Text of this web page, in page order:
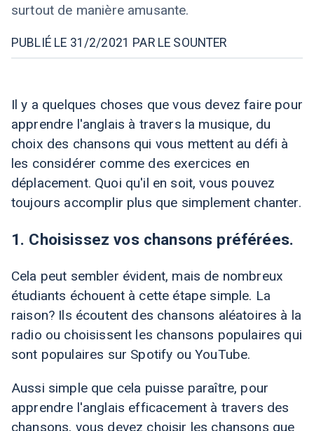
surtout de manière amusante.
PUBLIÉ LE 31/2/2021 PAR LE SOUNTER
Il y a quelques choses que vous devez faire pour
apprendre l'anglais à travers la musique, du
choix des chansons qui vous mettent au défi à
les considérer comme des exercices en
déplacement. Quoi qu'il en soit, vous pouvez
toujours accomplir plus que simplement chanter.
1. Choisissez vos chansons préférées.
Cela peut sembler évident, mais de nombreux
étudiants échouent à cette étape simple. La
raison? Ils écoutent des chansons aléatoires à la
radio ou choisissent les chansons populaires qui
sont populaires sur Spotify ou YouTube.
Aussi simple que cela puisse paraître, pour
apprendre l'anglais efficacement à travers des
chansons, vous devez choisir les chansons que